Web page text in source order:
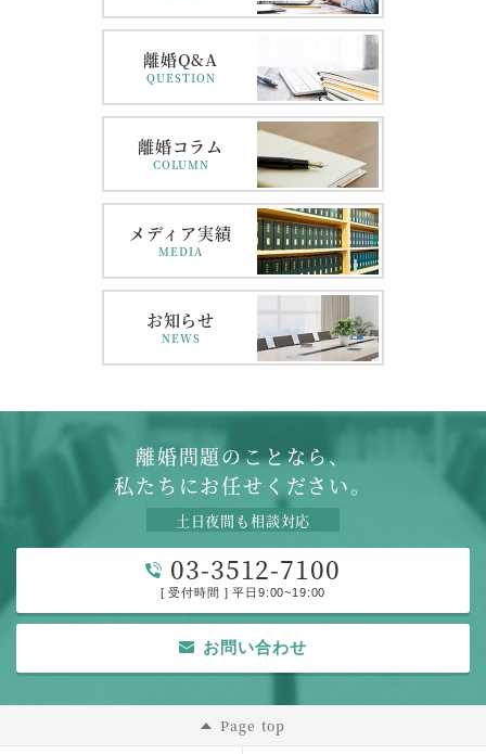
離婚Q&A
QUESTION
離婚コラム
COLUMN
メディア実績
MEDIA
お知らせ
NEWS
離婚問題のことなら、
私たちにお任せください。
土日夜間も相談対応
03-3512-7100
[ 受付時間 ] 平日9:00~19:00
お問い合わせ
Page top